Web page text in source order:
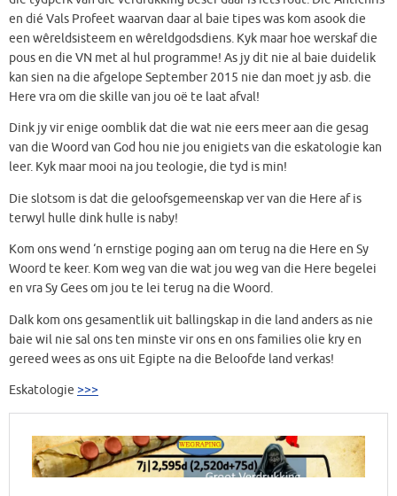
en dié Vals Profeet waarvan daar al baie tipes was kom asook die
een wêreldsisteem en wêreldgodsdiens. Kyk maar hoe werskaf die
pous en die VN met al hul programme! As jy dit nie al baie duidelik
kan sien na die afgelope September 2015 nie dan moet jy asb. die
Here vra om die skille van jou oë te laat afval!
Dink jy vir enige oomblik dat die wat nie eers meer aan die gesag
van die Woord van God hou nie jou enigiets van die eskatologie kan
leer. Kyk maar mooi na jou teologie, die tyd is min!
Die slotsom is dat die geloofsgemeenskap ver van die Here af is
terwyl hulle dink hulle is naby!
Kom ons wend ‘n ernstige poging aan om terug na die Here en Sy
Woord te keer. Kom weg van die wat jou weg van die Here begelei
en vra Sy Gees om jou te lei terug na die Woord.
Dalk kom ons gesamentlik uit ballingskap in die land anders as nie
baie wil nie sal ons ten minste vir ons en ons families olie kry en
gereed wees as ons uit Egipte na die Beloofde land verkas!
Eskatologie >>>